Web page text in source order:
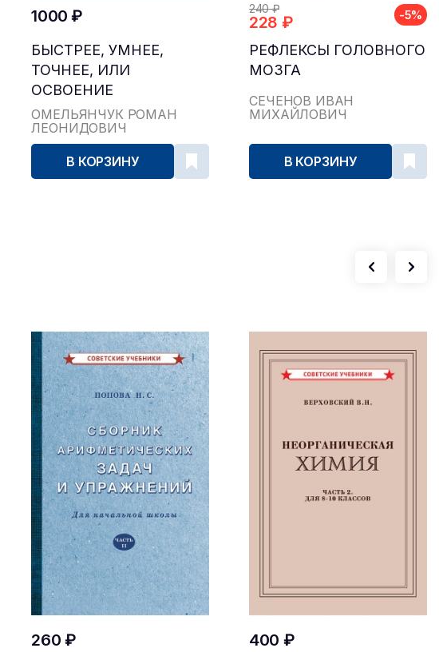
1000 ₽
БЫСТРЕЕ, УМНЕЕ,
ТОЧНЕЕ, ИЛИ
ОСВОЕНИЕ
ПОТЕНЦИАЛА
РАЗВИТИЯ ЧЕЛОВЕКА
ОМЕЛЬЯНЧУК РОМАН
ЛЕОНИДОВИЧ
В КОРЗИНУ
240 ₽
228 ₽ -5%
РЕФЛЕКСЫ ГОЛОВНОГО
МОЗГА
СЕЧЕНОВ ИВАН
МИХАЙЛОВИЧ
В КОРЗИНУ
260 ₽ 400 ₽